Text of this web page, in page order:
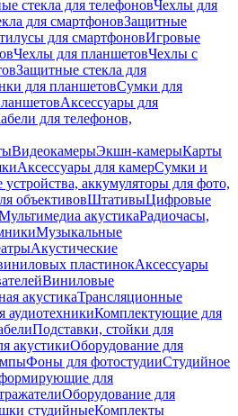
стекла для телефоновЧехлы для
для смартфоновЗащитные
для смартфоновИгровые
Чехлы для планшетовЧехлы с
Защитные стекла для
для планшетовСумки для
Аксессуары для
для телефонов,
ВидеокамерыЭкшн-камерыКарты
Аксессуары для камерСумки и
устройства, аккумуляторы для фото,
объективовШтативыЦифровые
акустикаРадиочасы,
Музыкальные
Акустические
пластинокАксессуары
Виниловые
акустикаТрансляционные
аудиотехникиКомплектующие для
Подставки, стойки для
акустикиОборудование для
Фоны для фотостудииСтудийное
для
Оборудование для
студийныеКомплекты